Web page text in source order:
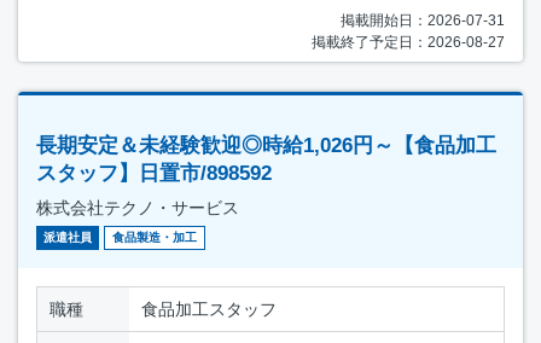
掲載開始日：2026-07-31
掲載終了予定日：2026-08-27
長期安定＆未経験歓迎◎時給1,026円～【食品加工
スタッフ】日置市/898592
株式会社テクノ・サービス
派遣社員 食品製造・加工
職種 食品加工スタッフ